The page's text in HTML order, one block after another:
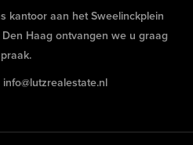
kantoor aan het Sweelinckplein
Den Haag ontvangen we u graag
info@lutzrealestate.nl